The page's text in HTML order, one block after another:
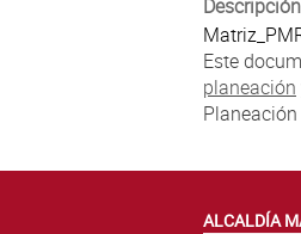
Este
planeación
ALCALDÍA